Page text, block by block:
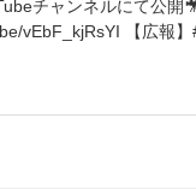
ャンネルにて公開🎥 ご視聴はこ
ら🐬 ⏩youtu.be/